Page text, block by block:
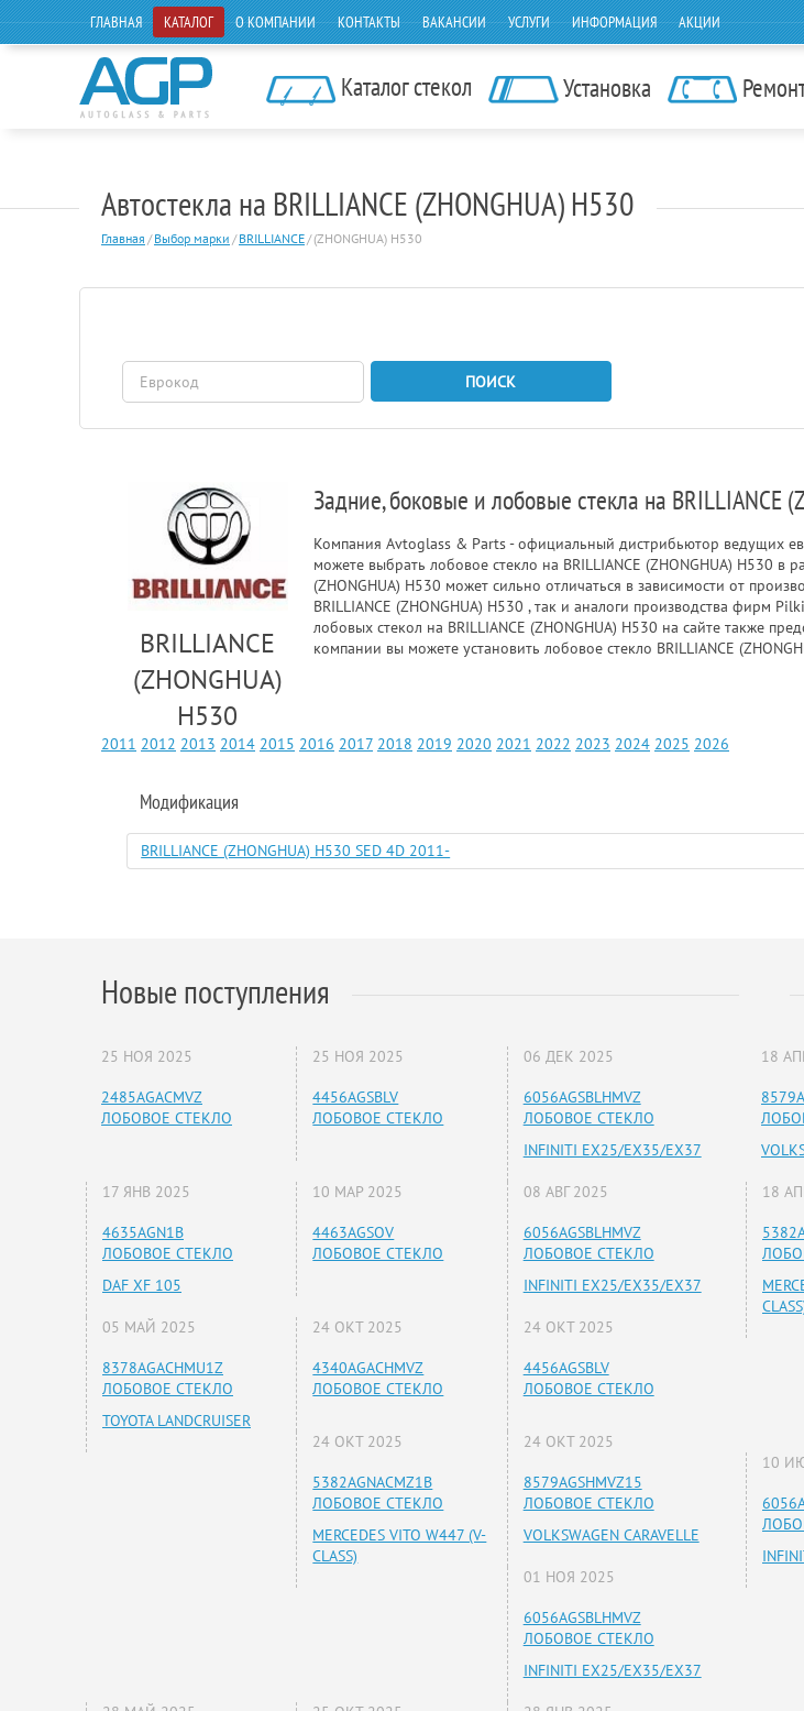
ГЛАВНАЯ КАТАЛОГ О КОМПАНИИ КОНТАКТЫ ВАКАНСИИ УСЛУГИ ИНФОРМАЦИЯ АКЦИИ
Каталог стекол Установка
Автостекла на BRILLIANCE (ZHONGHUA) H530
Главная / Выбор марки / BRILLIANCE/ (ZHONGHUA) H530
ПОИСК
BRILLIANCE
(ZHONGHUA)
H530
Задние, боковые и лобовые стекла на BRILLIANCE
Компания Avtoglass & Parts - официальный дистрибьютор ведущих
можете выбрать лобовое стекло на BRILLIANCE (ZHONGHUA) H530 в
(ZHONGHUA) H530 может сильно отличаться в зависимости от
BRILLIANCE (ZHONGHUA) H530 , так и аналоги производства фирм
лобовых стекол на BRILLIANCE (ZHONGHUA) H530 на сайте также
компании вы можете установить лобовое стекло BRILLIANCE
2011 2012 2013 2014 2015 2016 2017 2018 2019 2020 2021 2022 2023 2024 2025 2026
Модификация
BRILLIANCE (ZHONGHUA) H530 SED 4D 2011-
Новые поступления
25 НОЯ 2025
2485AGACMVZ
ЛОБОВОЕ СТЕКЛО
25 НОЯ 2025
4456AGSBLV
ЛОБОВОЕ СТЕКЛО
06 ДЕК 2025
6056AGSBLHMVZ
ЛОБОВОЕ СТЕКЛО
INFINITI EX25/EX35/EX37
17 ЯНВ 2025
4635AGN1B
ЛОБОВОЕ СТЕКЛО
DAF XF 105
10 МАР 2025
4463AGSOV
ЛОБОВОЕ СТЕКЛО
08 АВГ 2025
6056AGSBLHMVZ
ЛОБОВОЕ СТЕКЛО
INFINITI EX25/EX35/EX37
05 МАЙ 2025
8378AGACHMU1Z
ЛОБОВОЕ СТЕКЛО
TOYOTA LANDCRUISER
24 ОКТ 2025
4340AGACHMVZ
ЛОБОВОЕ СТЕКЛО
24 ОКТ 2025
4456AGSBLV
ЛОБОВОЕ СТЕКЛО
24 ОКТ 2025
5382AGNACMZ1B
ЛОБОВОЕ СТЕКЛО
MERCEDES VITO W447 (V-
CLASS)
24 ОКТ 2025
8579AGSHMVZ15
ЛОБОВОЕ СТЕКЛО
VOLKSWAGEN CARAVELLE
01 НОЯ 2025
6056AGSBLHMVZ
ЛОБОВОЕ СТЕКЛО
INFINITI EX25/EX35/EX37
18
18
10